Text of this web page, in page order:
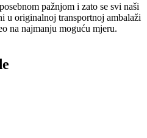
pažnjom i zato se svi naši
u originalnoj transportnoj ambalaži
na najmanju moguću mjeru.